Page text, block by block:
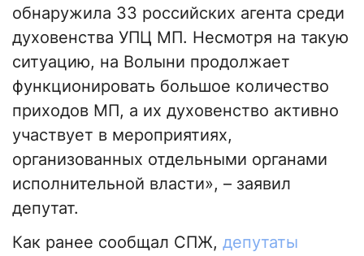
обнаружила 33 российских агента среди
духовенства УПЦ МП. Несмотря на такую
ситуацию, на Волыни продолжает
функционировать большое количество
приходов МП, а их духовенство активно
участвует в мероприятиях,
организованных отдельными органами
исполнительной власти», – заявил
депутат.
Как ранее сообщал СПЖ, депутаты